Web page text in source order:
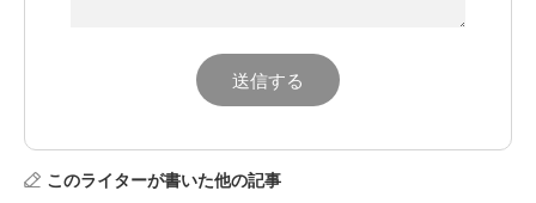
このライターが書いた他の記事